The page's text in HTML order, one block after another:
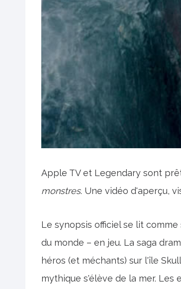
Apple TV et Legendary sont
monstres. Une vidéo d'aperçu,
Le synopsis officiel se lit
du monde – en jeu. La saga
héros (et méchants) sur l'île
mythique s'élève de la mer. Les